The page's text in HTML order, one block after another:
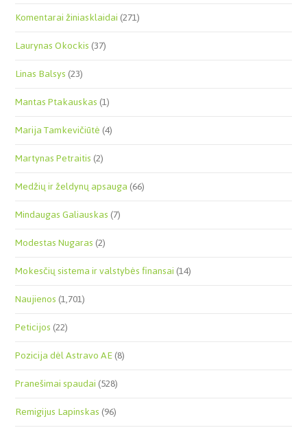
Komentarai žiniasklaidai(271)
Laurynas Okockis(37)
Linas Balsys(23)
Mantas Ptakauskas(1)
Marija Tamkevičiūtė(4)
Martynas Petraitis(2)
Medžių ir želdynų apsauga(66)
Mindaugas Galiauskas(7)
Modestas Nugaras(2)
Mokesčių sistema ir valstybės finansai(14)
Naujienos(1,701)
Peticijos(22)
Pozicija dėl Astravo AE(8)
Pranešimai spaudai(528)
Remigijus Lapinskas(96)